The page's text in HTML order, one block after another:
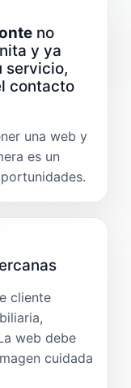
no
y ya
servicio,
contacto
una web y
es un
cliente
web debe
cuidada